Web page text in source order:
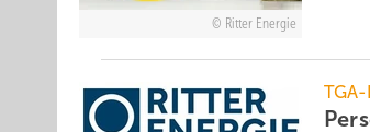
Ritter Energie